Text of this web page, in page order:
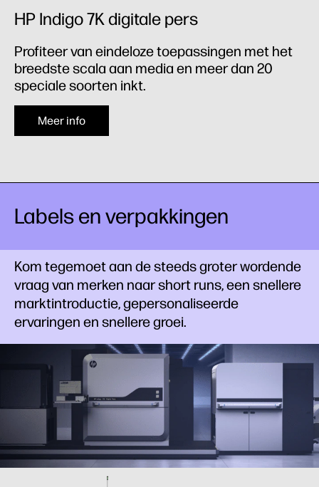
HP Indigo 7K digitale pers
Profiteer van eindeloze toepassingen met het
breedste scala aan media en meer dan 20
speciale soorten inkt.
Meer info
Labels en verpakkingen
Kom tegemoet aan de steeds groter wordende
vraag van merken naar short runs, een snellere
marktintroductie, gepersonaliseerde
ervaringen en snellere groei.